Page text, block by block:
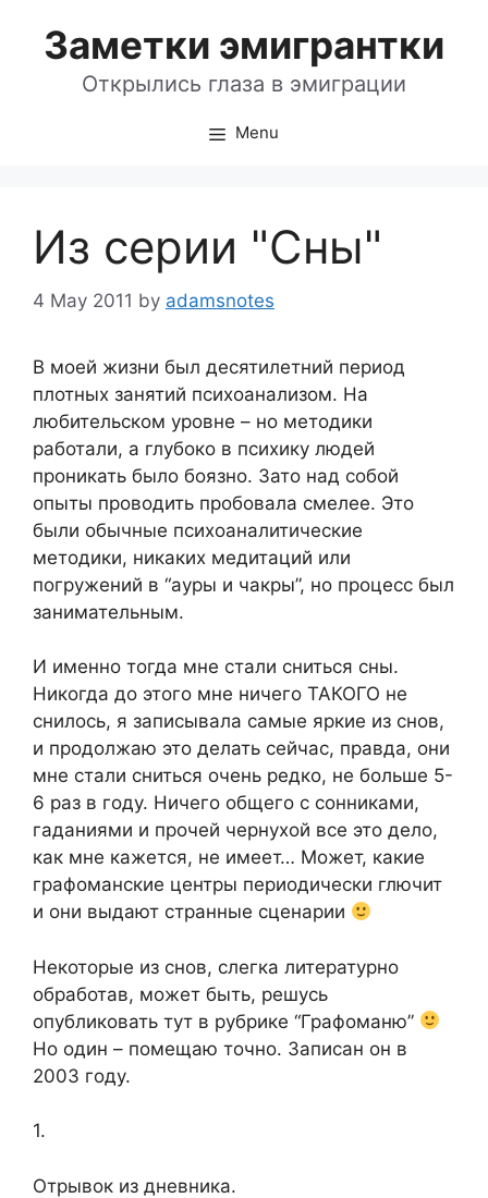
contentЗаметки эмигрантки
Открылись глаза в эмиграции
Menu
Из серии "Сны"
4 May 2011 by adamsnotes
В моей жизни был десятилетний период
плотных занятий психоанализом. На
любительском уровне – но методики
работали, а глубоко в психику людей
проникать было боязно. Зато над собой
опыты проводить пробовала смелее. Это
были обычные психоаналитические
методики, никаких медитаций или
погружений в “ауры и чакры”, но процесс был
занимательным.
И именно тогда мне стали сниться сны.
Никогда до этого мне ничего ТАКОГО не
снилось, я записывала самые яркие из снов,
и продолжаю это делать сейчас, правда, они
мне стали сниться очень редко, не больше 5-
6 раз в году. Ничего общего с сонниками,
гаданиями и прочей чернухой все это дело,
как мне кажется, не имеет… Может, какие
графоманские центры периодически глючит
и они выдают странные сценарии
Некоторые из снов, слегка литературно
обработав, может быть, решусь
опубликовать тут в рубрике “Графоманю”
Но один – помещаю точно. Записан он в
2003 году.
1.
Отрывок из дневника.